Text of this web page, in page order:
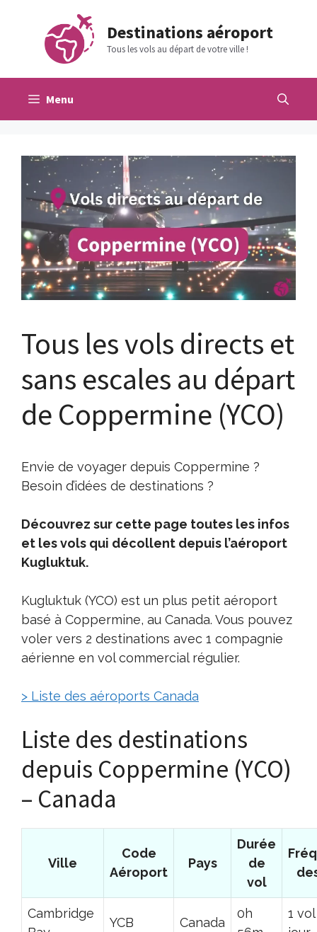
contenu
Destinations aéroport
Tous les vols au départ de votre ville !
Menu
Tous les vols directs et
sans escales au départ
de Coppermine (YCO)
Envie de voyager depuis Coppermine ?
Besoin d’idées de destinations ?
Découvrez sur cette page toutes les infos
et les vols qui décollent depuis l’aéroport
Kugluktuk.
Kugluktuk (YCO) est un plus petit aéroport
basé à Coppermine, au Canada. Vous pouvez
voler vers 2 destinations avec 1 compagnie
aérienne en vol commercial régulier.
> Liste des aéroports Canada
Liste des destinations
depuis Coppermine (YCO)
– Canada
Ville
Code
Aéroport
Pays
Durée
de
vol
Cambridge
YCB Canada
0h
1